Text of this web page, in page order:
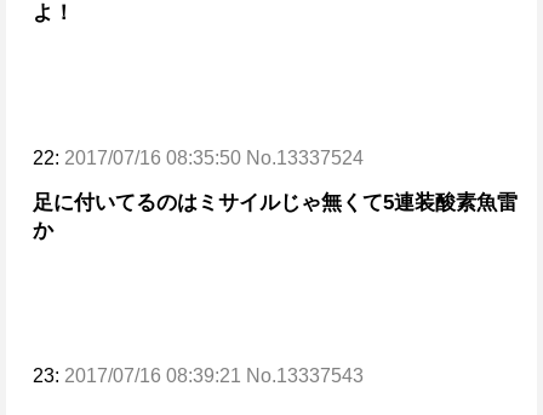
よ！
22: 2017/07/16 08:35:50 No.13337524
足に付いてるのはミサイルじゃ無くて5連装酸素魚雷
か
23: 2017/07/16 08:39:21 No.13337543